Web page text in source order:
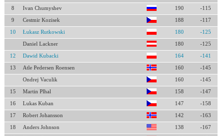
8 Ivan Chumyshev 190 -115
9 Cestmir Kozisek 188 -117
10 Łukasz Rutkowski 180 -125
Daniel Lackner 180 -125
12 Dawid Kubacki 164 -141
13 Atle Pedersen Roensen 160 -145
Ondrej Vaculik 160 -145
15 Martin Plhal 158 -147
16 Lukas Kuban 147 -158
17 Robert Johansson 142 -163
18 Anders Johnson 138 -167